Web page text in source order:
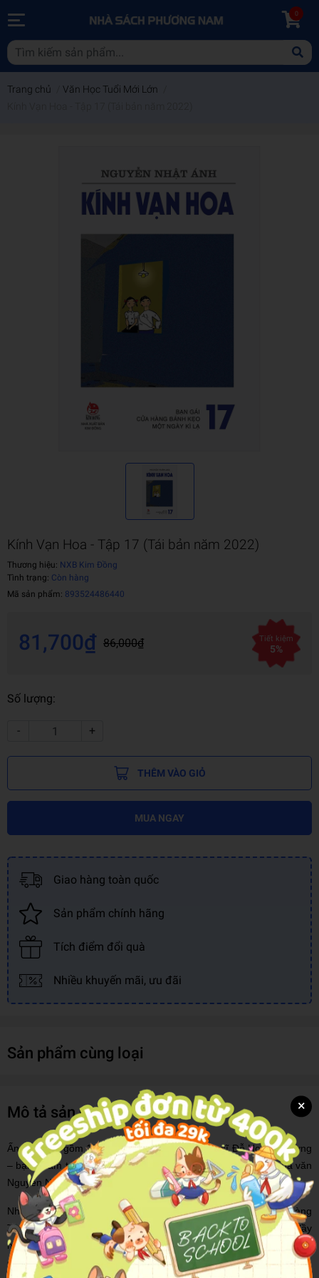
0
Trang chủ Văn Học Tuổi Mới Lớn
Kính Vạn Hoa - Tập 17 (Tái bản năm 2022)
Thương hiệu: NXB Kim Đồng
Tình trạng: Còn hàng
Mã sản phẩm: 893524486440
81,700₫ 86,000₫ Tiết kiệm
5%
Số lượng:
- +
THÊM VÀO GIỎ
MUA NGAY
Giao hàng toàn quốc
Sản phẩm chính hãng
Tích điểm đổi quà
Nhiều khuyến mãi, ưu đãi
Sản phẩm cùng loại
Mô tả sản phẩm
Ấn bản mới gồm 18 tập với minh họa của họa sĩ Đỗ Hoàng Tường
– bạn tri âm tri kỷ, người đồng hành với các tác phẩm của nhà văn
Nguyễn Nhật Ánh suốt hơn ba thập kỉ qua.
Những minh họa trong ấn phẩm mới này được họa sĩ Đỗ Hoàng
Tường trau chuốt kĩ lưỡng. Qua nét vẽ hiện đại, cá tính và đầy
nghệ thuật, thế giới học trò tinh nghịch hiện lên sống động hòa
quyện với những lời văn của “hoàng tử bé” Nguyễn Nhật Ánh.
×